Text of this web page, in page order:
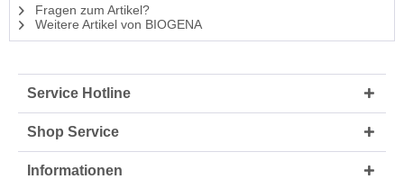
Fragen zum Artikel?
Weitere Artikel von BIOGENA
Service Hotline
Shop Service
Informationen